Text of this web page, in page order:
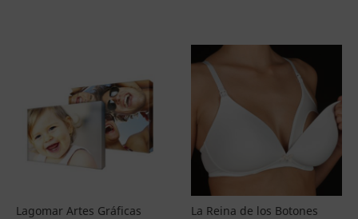
Lagomar Artes Gráficas La Reina de los Botones